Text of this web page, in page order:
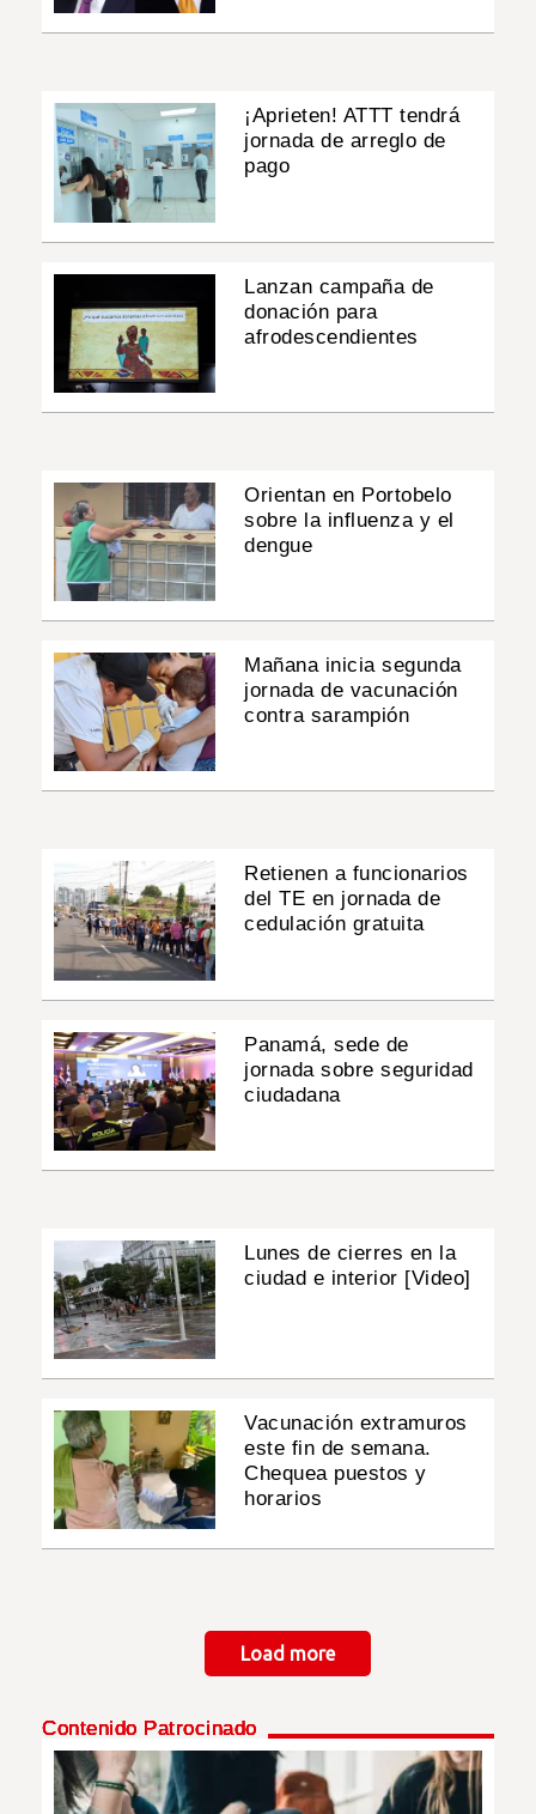
¡Aprieten! ATTT tendrá
jornada de arreglo de
pago
Lanzan campaña de
donación para
afrodescendientes
Orientan en Portobelo
sobre la influenza y el
dengue
Mañana inicia segunda
jornada de vacunación
contra sarampión
Retienen a funcionarios
del TE en jornada de
cedulación gratuita
Panamá, sede de
jornada sobre seguridad
ciudadana
Lunes de cierres en la
ciudad e interior [Video]
Vacunación extramuros
este fin de semana.
Chequea puestos y
horarios
Load more
Contenido Patrocinado